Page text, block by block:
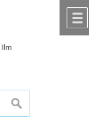
suchen